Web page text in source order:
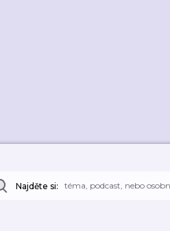
Najděte si: